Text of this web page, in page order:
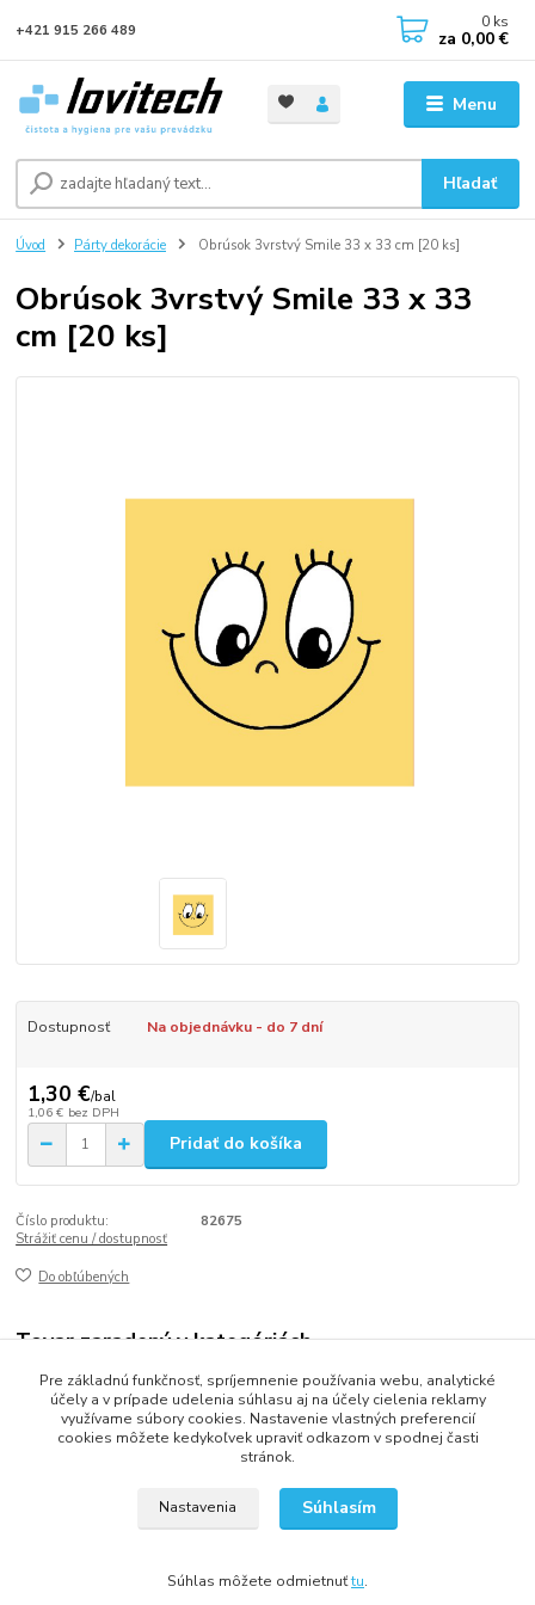
Menu
Hľadať
+421 915 266 489 0 ks
za 0,00 €
Úvod Párty dekorácie Obrúsok 3vrstvý Smile 33 x 33 cm [20 ks]
Obrúsok 3vrstvý Smile 33 x 33
cm [20 ks]
Dostupnosť Na objednávku - do 7 dní
1,30 €/bal
1,06 € bez DPH
Pridať do košíka
Číslo produktu:
82675
Strážiť cenu / dostupnosť
Do obľúbených
Tovar zaradený v kategóriách
Párty dekorácie
2013 - 2025 LOVITECH, s.r.o. - Už 12 rokov s Vami...
Pre základnú funkčnosť, spríjemnenie používania webu, analytické
účely a v prípade udelenia súhlasu aj na účely cielenia reklamy
využívame súbory cookies. Nastavenie vlastných preferencií
cookies môžete kedykoľvek upraviť odkazom v spodnej časti
stránok.
Nastavenia Súhlasím
Súhlas môžete odmietnuťtu.